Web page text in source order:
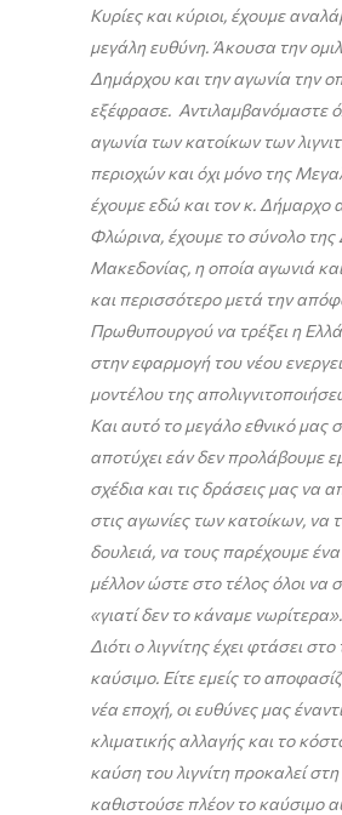
Κυρίες και κύριοι, έχουμε
μεγάλη ευθύνη. Άκουσα την
Δημάρχου και την αγωνία την
εξέφρασε. Αντιλαμβανόμαστε
αγωνία των κατοίκων των
περιοχών και όχι μόνο της
έχουμε εδώ και τον κ. Δήμαρχο
Φλώρινα, έχουμε το σύνολο της
Μακεδονίας, η οποία αγωνιά
και περισσότερο μετά την
Πρωθυπουργού να τρέξει η
στην εφαρμογή του νέου
μοντέλου της
Και αυτό το μεγάλο εθνικό μας
αποτύχει εάν δεν προλάβουμε
σχέδια και τις δράσεις μας να
στις αγωνίες των κατοίκων, να
δουλειά, να τους παρέχουμε
μέλλον ώστε στο τέλος όλοι να
«γιατί δεν το κάναμε νωρίτερα».
Διότι ο λιγνίτης έχει φτάσει
καύσιμο. Είτε εμείς το
νέα εποχή, οι ευθύνες μας
κλιματικής αλλαγής και το
καύση του λιγνίτη προκαλεί
καθιστούσε πλέον το καύσιμο